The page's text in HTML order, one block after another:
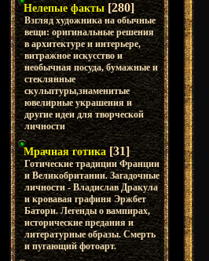
Нелепые факты [280]
Взгляд художника на обычные
вещи: оригинальные решения
в архитектуре и интерьере,
витражное искусство и
необычная посуда, бумажные и
стеклянные
скульптуры,знаменитые
ювелирные украшения и
другие идеи для творческой
личности
Мрачная готика [31]
Готические традиции Франции
и Великобритании. Загадочные
личности - Владислав Дракула
и кровавая графиня Эржбет
Батори. Легенды о вампирах,
исторические предания и
литературные образы. Смерть
и пугающий фотоарт.